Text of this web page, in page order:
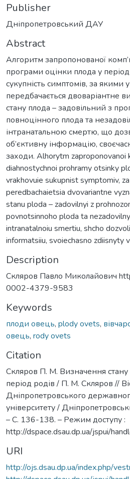
Publisher
Дніпропетровський ДАУ
Abstract
Алгоритм запропонованої
програми оцінки плода у
сукупність симптомів, за якими
передбачається двоваріантне
стану плода – задовільний з
повноцінного плода та
інтранатальною смертю, що
об’єктивну інформацію,
заходи. Alhorytm zaproponovanoi
diahnostychnoi prohramy otsinky
vrakhovuie sukupnist symptomiv,
peredbachaietsia dvovariantne
stanu ploda – zadovilnyi z
povnotsinnoho ploda ta
intranatalnoiu smertiu, shcho
informatsiiu, svoiechasno zdiisnyty
Description
Скляров Павло Миколайович
0002-4379-9583
Keywords
плоди овець, plody ovets,
овець, rody ovets
Citation
Скляров П. М. Визначення стану
період родів / П. М. Скляров //
Дніпропетровського
університету /
– С. 136-138. – Режим доступу :
http://dspace.dsau.dp.ua/jspui/
URI
http://ojs.dsau.dp.ua/index.php/